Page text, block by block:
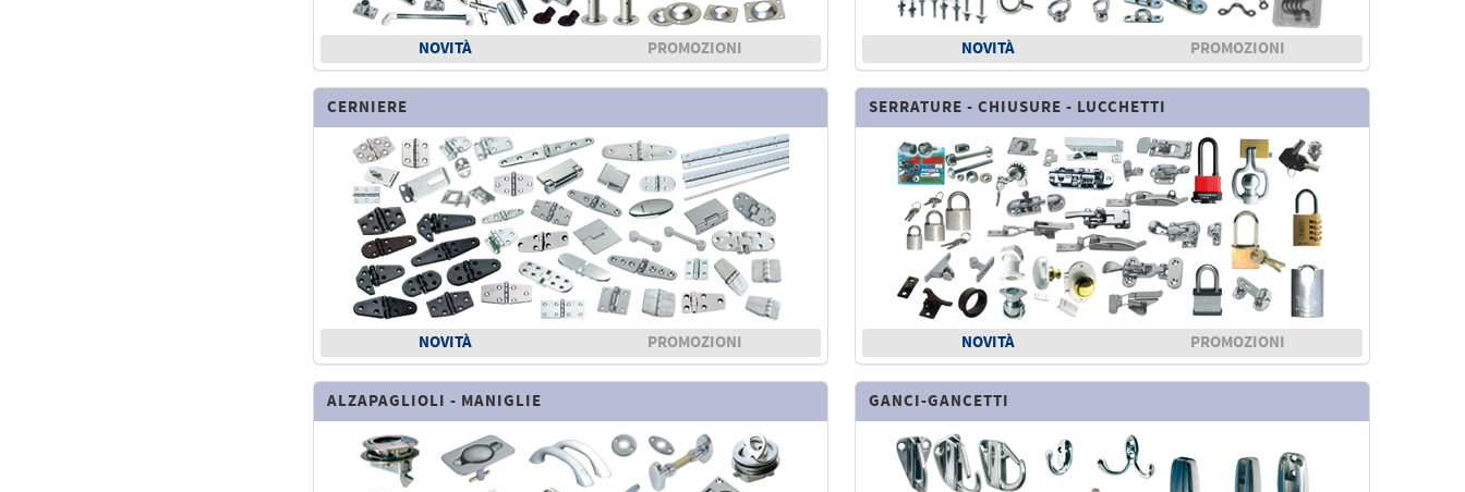
NOVITÀ PROMOZIONI NOVITÀ PROMOZIONI
CERNIERE
NOVITÀ PROMOZIONI
SERRATURE - CHIUSURE - LUCCHETTI
NOVITÀ PROMOZIONI
ALZAPAGLIOLI - MANIGLIE GANCI-GANCETTI